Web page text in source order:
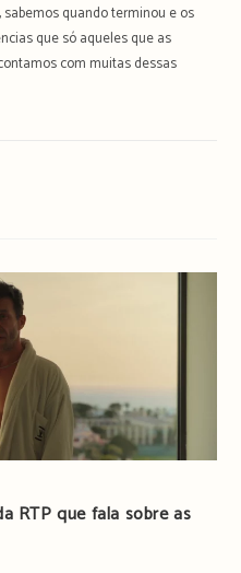
quando terminou e os
que só aqueles que as
com muitas dessas
RTP que fala sobre as